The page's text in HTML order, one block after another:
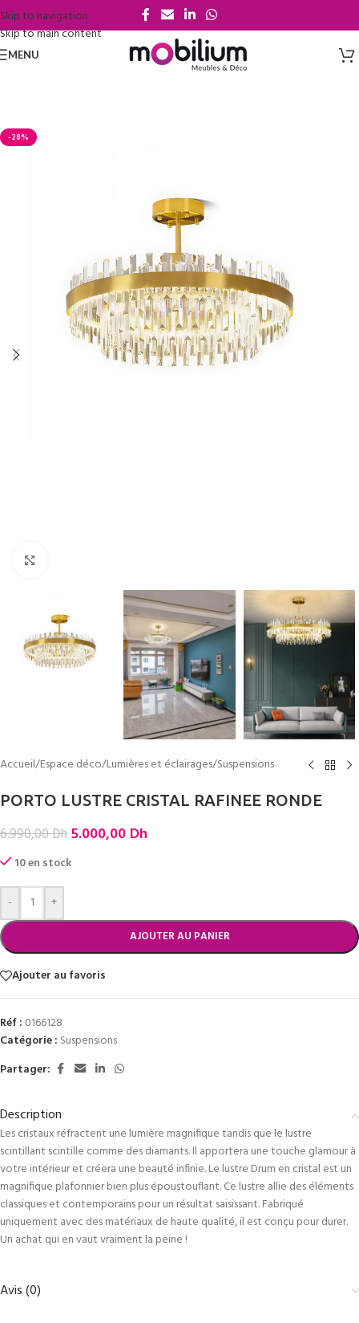
Skip to navigation
Skip to main content
MENU
-28%
Accueil/Espace déco/Lumières et éclairages/Suspensions
PORTO LUSTRE CRISTAL RAFINEE RONDE
6.990,00Dh5.000,00 Dh
10 en stock
- +
AJOUTER AU PANIER
Ajouter au favoris
Réf : 0166128
Catégorie : Suspensions
Partager:
Description
Les cristaux réfractent une lumière magnifique tandis que le lustre
scintillant scintille comme des diamants. Il apportera une touche glamour à
votre intérieur et créera une beauté infinie. Le lustre Drum en cristal est un
magnifique plafonnier bien plus époustouflant. Ce lustre allie des éléments
classiques et contemporains pour un résultat saisissant. Fabriqué
uniquement avec des matériaux de haute qualité, il est conçu pour durer.
Un achat qui en vaut vraiment la peine !
Avis (0)